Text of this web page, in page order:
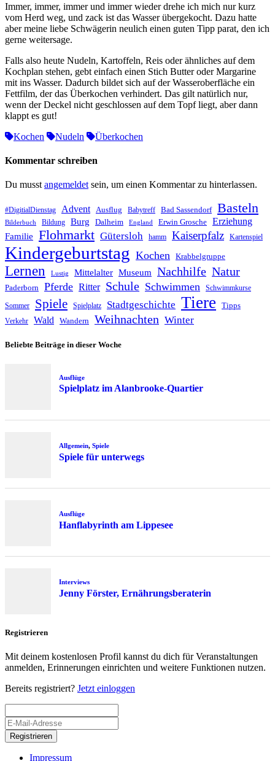
Immer, immer, immer und immer wieder drehe ich mich nur kurz
vom Herd weg, und zack ist das Wasser übergekocht. Dazu hatte
aber meine liebe Schwägerin neulich einen guten Tipp parat, den ich
gerne weitersage.
Falls also heute Nudeln, Kartoffeln, Reis oder ähnliches auf dem
Kochplan stehen, gebt einfach einen Stich Butter oder Margarine
mit ins Wasser. Dadurch bildet sich auf der Wasseroberfläche ein
Fettfilm, der das Überkochen verhindert. Das gilt natürlich nur,
wenn der Deckel nicht geschlossen auf dem Topf liegt, aber dann
klappt es gut!
Kochen
Nudeln Überkochen
Kommentar schreiben
Du musst angemeldet sein, um einen Kommentar zu hinterlassen.
#DigitialDienstag Advent Ausflug Babytreff Bad Sassendorf Basteln
Bilderbuch Bildung Burg Dalheim England Erwin Grosche Erziehung
Familie Flohmarkt Gütersloh hamm Kaiserpfalz Kartenspiel
Kindergeburtstag Kochen Krabbelgruppe
Lernen Lustig Mittelalter Museum Nachhilfe Natur
Paderborn Pferde Ritter Schule Schwimmen Schwimmkurse
Sommer Spiele Spielplatz Stadtgeschichte Tiere Tipps
Verkehr Wald Wandern Weihnachten Winter
Beliebte Beiträge in dieser Woche
Ausflüge
Spielplatz im Alanbrooke-Quartier
Allgemein, Spiele
Spiele für unterwegs
Ausflüge
Hanflabyrinth am Lippesee
Interviews
Jenny Förster, Ernährungsberaterin
Registrieren
Mit deinem kostenlosen Profil kannst du dich für Veranstaltungen
anmelden, Erinnerungen einrichten und weitere Funktionen nutzen.
Bereits registriert? Jetzt einloggen
Registrieren
Impressum